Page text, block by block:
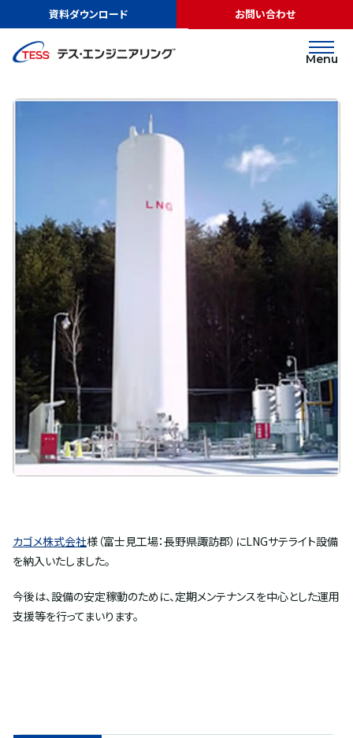
資料ダウンロード お問い合わせ
Menu
実績紹介 カゴメ株式会社様
LNGサテライト
カゴメ株式会社様
カゴメ株式会社様（富士見工場：長野県諏訪郡）にLNGサテライト設備
を納入いたしました。
今後は、設備の安定稼動のために、定期メンテナンスを中心とした運用
支援等を行ってまいります。